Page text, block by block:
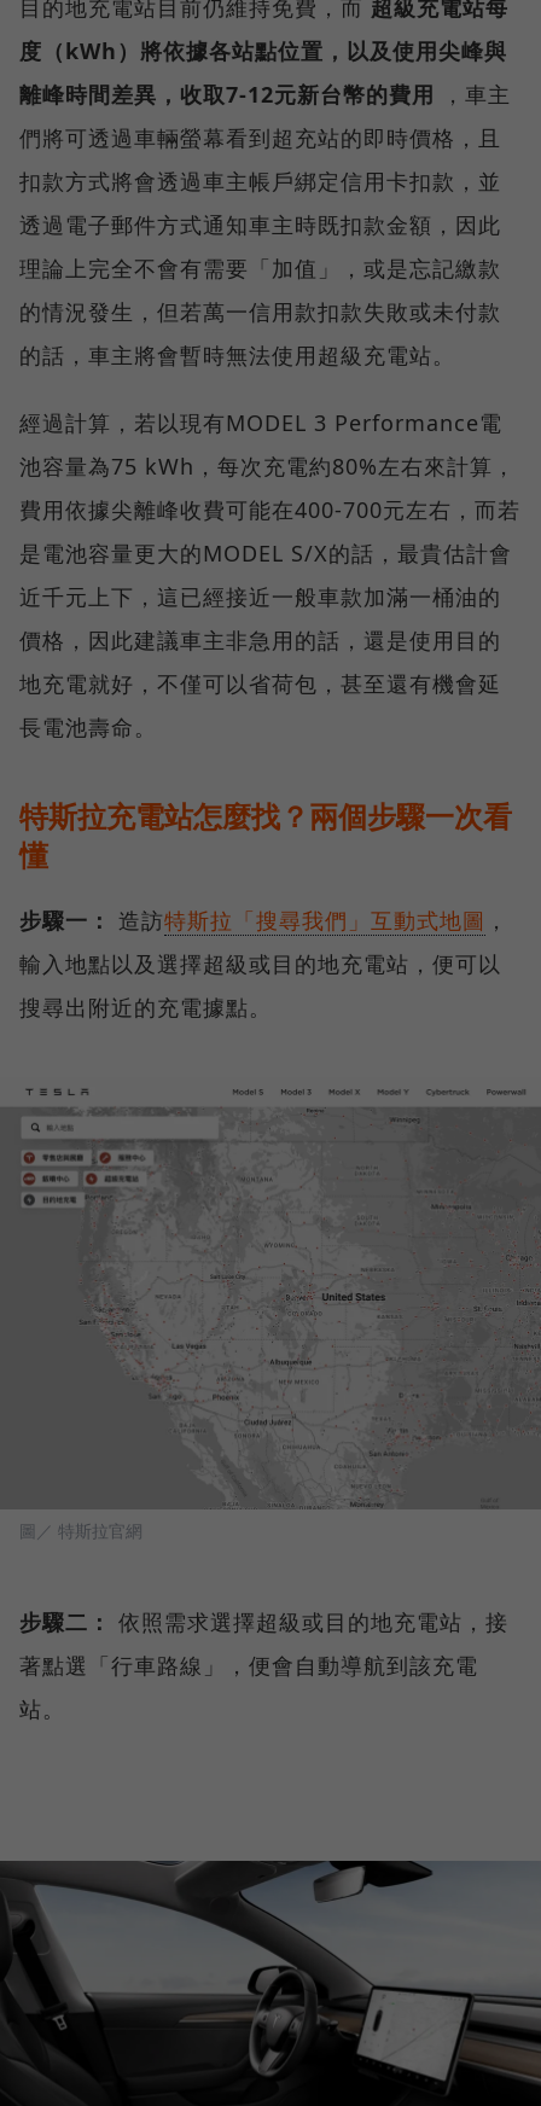
目的地充電站目前仍維持免費，而 超級充電站每
度（kWh）將依據各站點位置，以及使用尖峰與
離峰時間差異，收取7-12元新台幣的費用 ，車主
們將可透過車輛螢幕看到超充站的即時價格，且
扣款方式將會透過車主帳戶綁定信用卡扣款，並
透過電子郵件方式通知車主時既扣款金額，因此
理論上完全不會有需要「加值」，或是忘記繳款
的情況發生，但若萬一信用款扣款失敗或未付款
的話，車主將會暫時無法使用超級充電站。
經過計算，若以現有MODEL 3 Performance電
池容量為75 kWh，每次充電約80%左右來計算，
費用依據尖離峰收費可能在400-700元左右，而若
是電池容量更大的MODEL S/X的話，最貴估計會
近千元上下，這已經接近一般車款加滿一桶油的
價格，因此建議車主非急用的話，還是使用目的
地充電就好，不僅可以省荷包，甚至還有機會延
長電池壽命。
特斯拉充電站怎麼找？兩個步驟一次看
懂
步驟一： 造訪特斯拉「搜尋我們」互動式地圖 ，
輸入地點以及選擇超級或目的地充電站，便可以
搜尋出附近的充電據點。
圖／ 特斯拉官網
步驟二： 依照需求選擇超級或目的地充電站，接
著點選「行車路線」，便會自動導航到該充電
站。